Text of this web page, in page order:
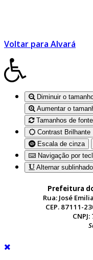
Voltar para Alvará
Diminuir o
Aumentar o
Tamanhos de
Contrast Brilhante
Escala de cinza
Navigação por
Alternar sublinhado
Prefeitura
Rua: José
CEP. 87111-